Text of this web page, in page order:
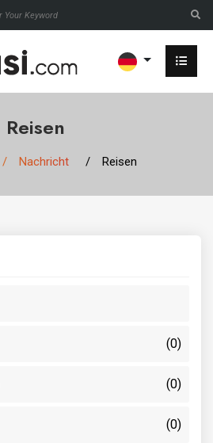
Reisen
Nachricht Reisen
(0)
(0)
(0)